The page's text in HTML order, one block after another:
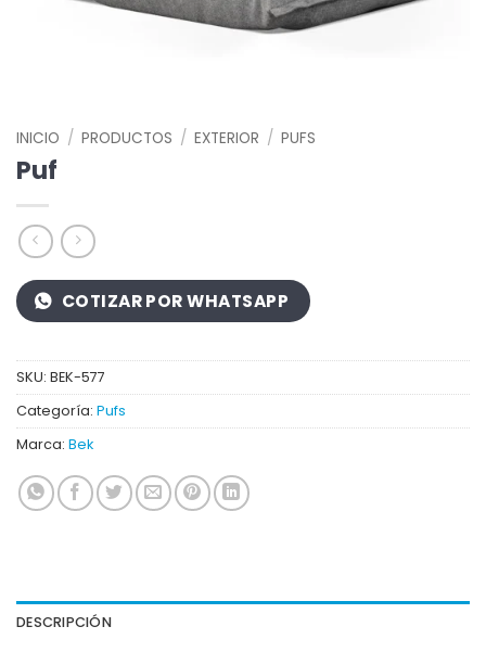
INICIO / PRODUCTOS / EXTERIOR / PUFS
Puf
COTIZAR POR WHATSAPP
SKU: BEK-577
Categoría: Pufs
Marca: Bek
DESCRIPCIÓN